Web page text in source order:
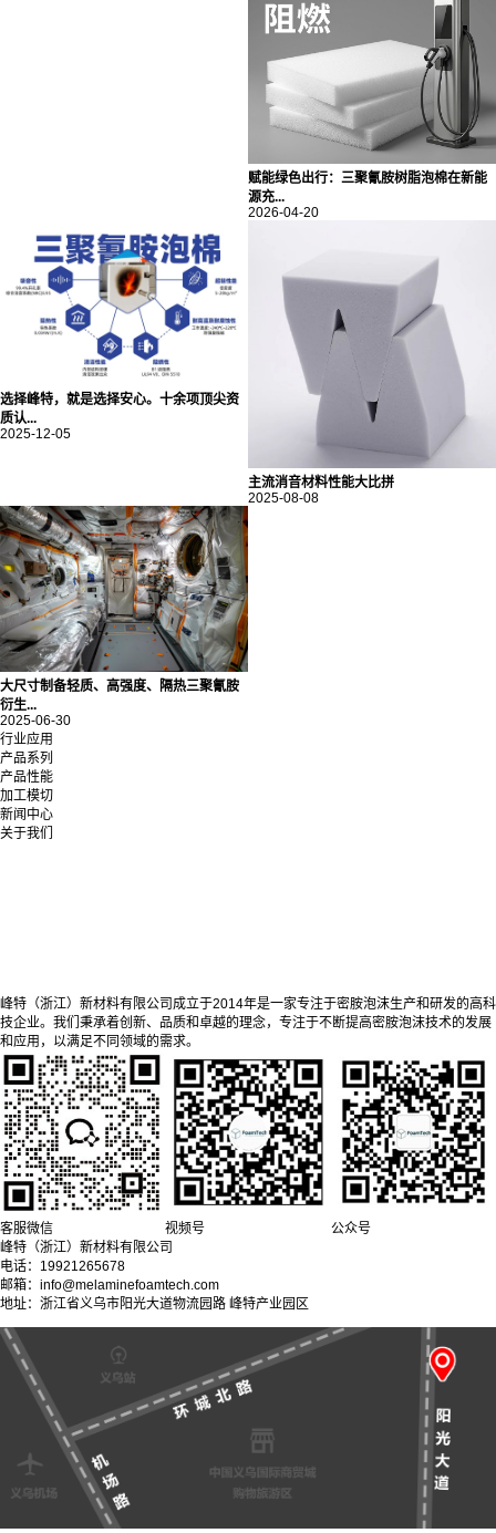
赋能绿色出行：三聚氰胺树脂泡棉在新能
源充...
2026-04-20
选择峰特，就是选择安心。十余项顶尖资
质认...
2025-12-05
主流消音材料性能大比拼
2025-08-08
大尺寸制备轻质、高强度、隔热三聚氰胺
衍生...
2025-06-30
行业应用
产品系列
产品性能
加工模切
新闻中心
关于我们
峰特（浙江）新材料有限公司成立于2014年是一家专注于密胺泡沫生产和研发的高科
技企业。我们秉承着创新、品质和卓越的理念，专注于不断提高密胺泡沫技术的发展
和应用，以满足不同领域的需求。
客服微信 视频号
公众号
峰特（浙江）新材料有限公司
电话：19921265678
邮箱：info@melaminefoamtech.com
地址：浙江省义乌市阳光大道物流园路 峰特产业园区